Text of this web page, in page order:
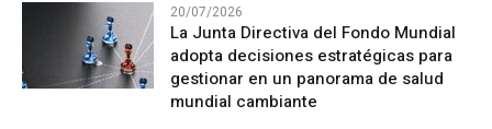
20/07/2026
La Junta Directiva del Fondo Mundial
adopta decisiones estratégicas para
gestionar en un panorama de salud
mundial cambiante